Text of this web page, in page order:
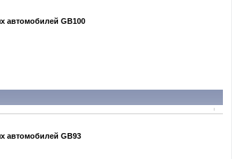
автомобилей GB100
автомобилей GB93